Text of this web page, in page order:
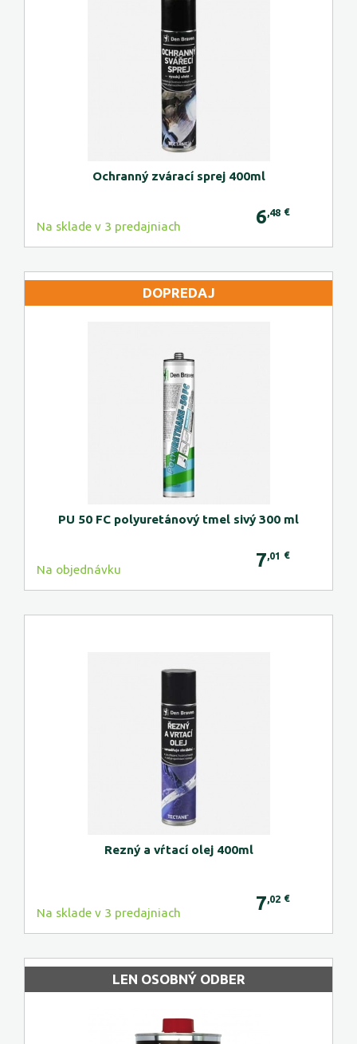
Ochranný zvárací sprej 400ml
Na sklade v 3 predajniach 6 ,48 €
DOPREDAJ
PU 50 FC polyuretánový tmel sivý 300 ml
Na objednávku 7 ,01 €
Rezný a vŕtací olej 400ml
Na sklade v 3 predajniach 7 ,02 €
LEN OSOBNÝ ODBER